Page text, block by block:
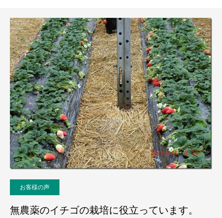
お客様の声
無農薬のイチゴの栽培に役立っています。